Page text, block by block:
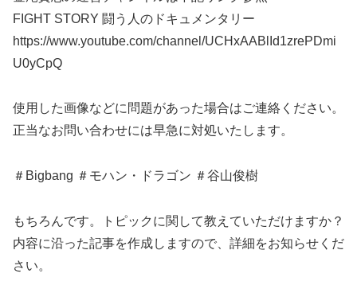
FIGHT STORY 闘う人のドキュメンタリー
https://www.youtube.com/channel/UCHxAABlId1zrePDmi
U0yCpQ
使用した画像などに問題があった場合はご連絡ください。
正当なお問い合わせには早急に対処いたします。
＃Bigbang ＃モハン・ドラゴン ＃谷山俊樹
もちろんです。トピックに関して教えていただけますか？
内容に沿った記事を作成しますので、詳細をお知らせくだ
さい。